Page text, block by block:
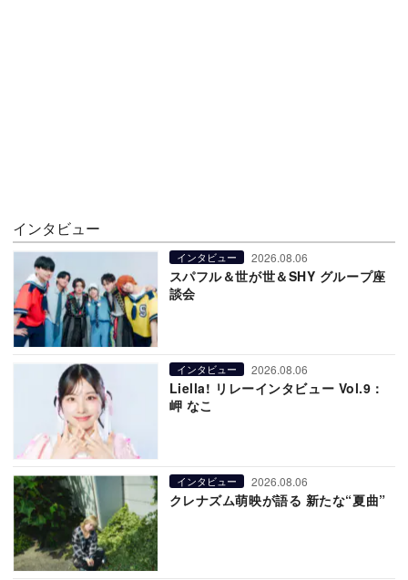
インタビュー
インタビュー 2026.08.06
スパフル＆世が世＆SHY グループ座
談会
インタビュー 2026.08.06
Liella! リレーインタビュー Vol.9：
岬 なこ
インタビュー 2026.08.06
クレナズム萌映が語る 新たな“夏曲”